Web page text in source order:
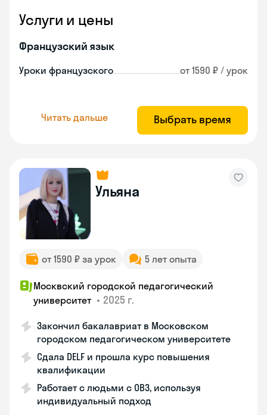
Услуги и цены
Французский язык
Уроки французского от 1590 ₽ / урок
Читать дальше Выбрать время
Ульяна
от 1590 ₽ за урок 5 лет опыта
Москвский городской педагогический
университет • 2025 г.
Закончил бакалавриат в Московском
городском педагогическом университете
Сдала DELF и прошла курс повышения
квалификации
Работает с людьми с ОВЗ, используя
индивидуальный подход